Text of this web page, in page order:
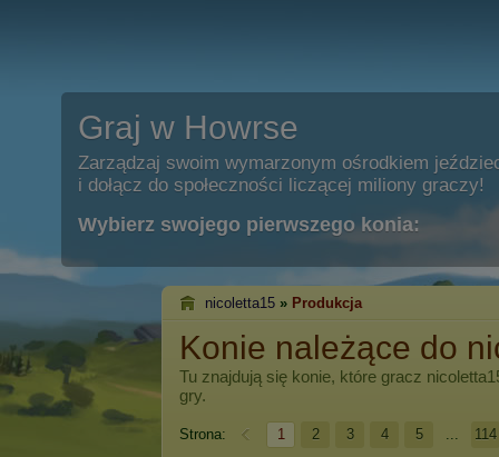
Graj w Howrse
Zarządzaj swoim wymarzonym ośrodkiem
i dołącz do społeczności liczącej miliony graczy!
Wybierz swojego pierwszego konia:
nicoletta15 » Produkcja
Konie należące do
Tu znajdują się konie, które gracz
gry.
Strona: 1 2 3 4 5 ... 114